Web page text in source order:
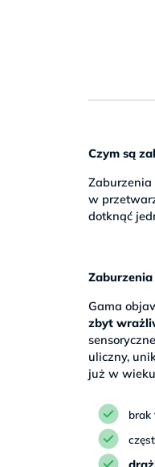
Czym są
Zaburzenia
w
dotknąć
Gama
zbyt
uliczny,
już w
brak